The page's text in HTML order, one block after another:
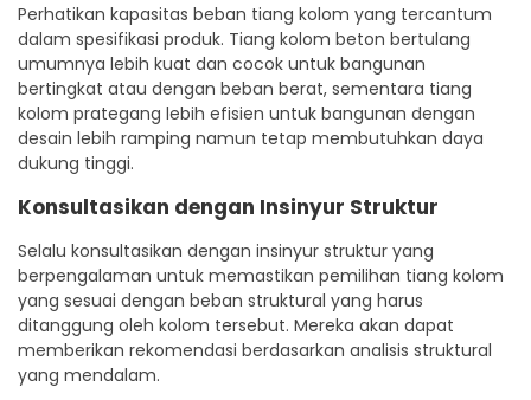
Perhatikan kapasitas beban tiang kolom yang tercantum
dalam spesifikasi produk. Tiang kolom beton bertulang
umumnya lebih kuat dan cocok untuk bangunan
bertingkat atau dengan beban berat, sementara tiang
kolom prategang lebih efisien untuk bangunan dengan
desain lebih ramping namun tetap membutuhkan daya
dukung tinggi.
Konsultasikan dengan Insinyur Struktur
Selalu konsultasikan dengan insinyur struktur yang
berpengalaman untuk memastikan pemilihan tiang kolom
yang sesuai dengan beban struktural yang harus
ditanggung oleh kolom tersebut. Mereka akan dapat
memberikan rekomendasi berdasarkan analisis struktural
yang mendalam.